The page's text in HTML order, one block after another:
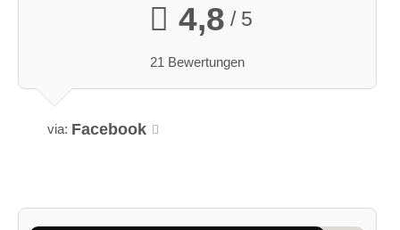
4,8 / 5
21 Bewertungen
via: Facebook